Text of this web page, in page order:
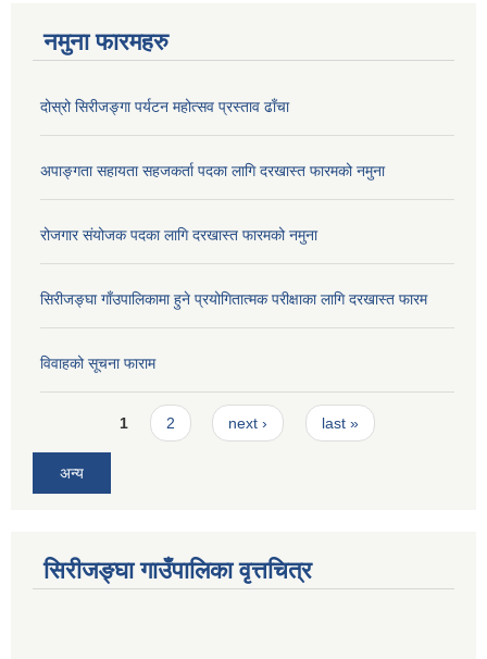
नमुना फारमहरु
दोस्रो सिरीजङ्गा पर्यटन महोत्सव प्रस्ताव ढाँचा
अपाङ्गता सहायता सहजकर्ता पदका लागि दरखास्त फारमको नमुना
रोजगार संयोजक पदका लागि दरखास्त फारमको नमुना
सिरीजङ्घा गाँउपालिकामा हुने प्रयोगितात्मक परीक्षाका लागि दरखास्त फारम
विवाहको सूचना फाराम
Pages1 2 next › last »
अन्य
सिरीजङ्घा गाउँपालिका वृत्तचित्र